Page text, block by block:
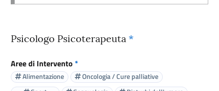
Psicologo Psicoterapeuta *
Aree di Intervento *
Alimentazione
Oncologia / Cure palliative